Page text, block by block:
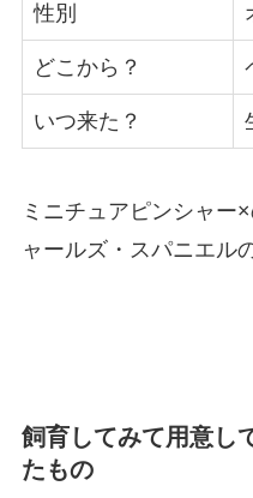
性別
どこから？
いつ来た？
ミニチュアピンシャー
ャールズ・スパニエル
飼育してみて用意し
たもの